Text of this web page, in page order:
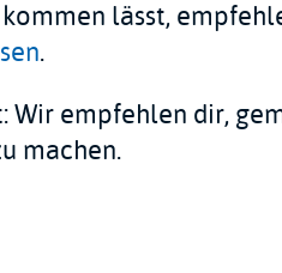
lässt,
.
Wir empfehlen dir,
machen.